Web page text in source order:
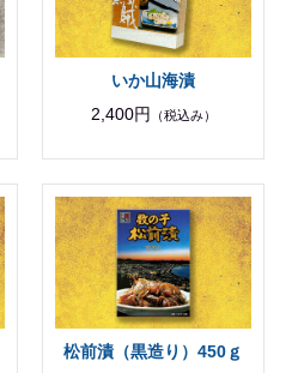
いか山海漬
2,400円
（税込み）
松前漬（黒造り）450ｇ